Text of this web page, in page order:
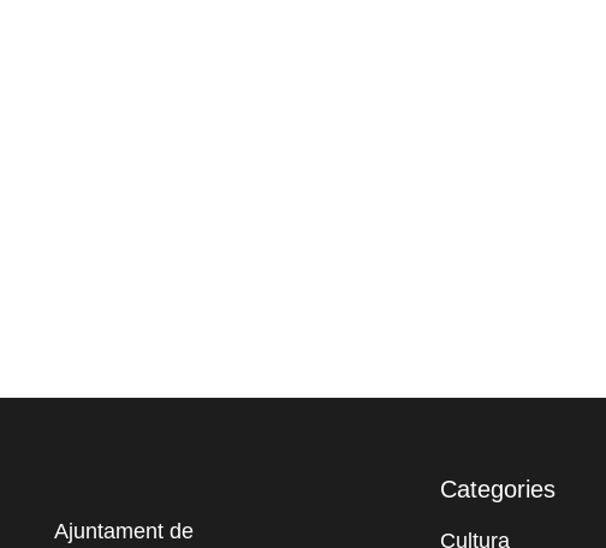
Ajuntament de
Categories
Cultura